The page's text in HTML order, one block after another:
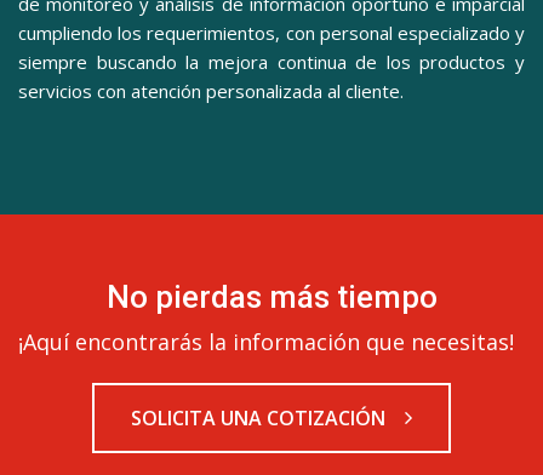
cumpliendo los requerimientos, con personal especializado y
siempre buscando la mejora continua de los productos y
servicios con atención personalizada al cliente.
No pierdas más tiempo
¡Aquí encontrarás la información que necesitas!
SOLICITA UNA COTIZACIÓN